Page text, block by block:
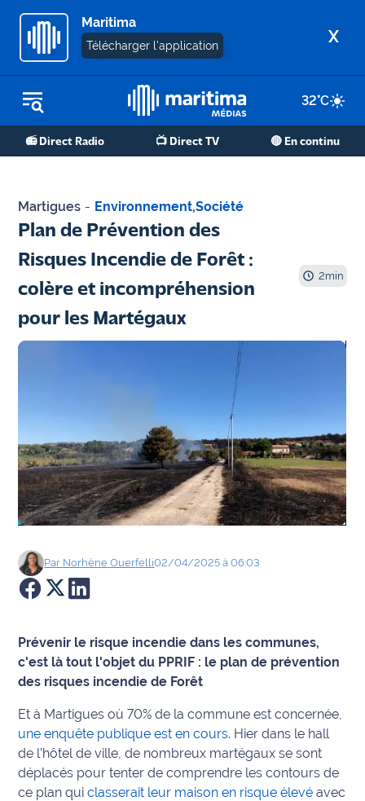
Maritima
Télécharger l'application X
32°C
📻 Direct Radio 📺 Direct TV 🔴 En continu
REPLAY RADIO
REPLAY TV
Martigues
de Berre
Marseille
- Aix
divers
Sports
Société
Culture
Éducation
Emploi
Environnement
Info
route
Martigues - Environnement,Société
Plan de Prévention des
Risques Incendie de Forêt :
colère et incompréhension
pour les Martégaux
2min
Par Norhène Ouerfelli02/04/2025 à 06:03
Prévenir le risque incendie dans les communes,
c'est là tout l'objet du PPRIF : le plan de prévention
des risques incendie de Forêt
Et à Martigues où 70% de la commune est concernée,
une enquête publique est en cours. Hier dans le hall
de l’hôtel de ville, de nombreux martégaux se sont
déplacés pour tenter de comprendre les contours de
ce plan quiclasserait leur maison en risque élevé avec